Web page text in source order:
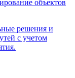
объектов
решения и
с учетом